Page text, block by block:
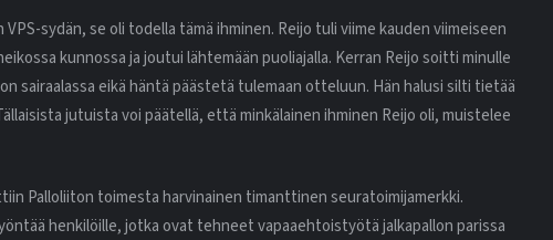
sydän, se oli todella tämä ihminen. Reijo tuli viime kauden viimeiseen
kunnossa ja joutui lähtemään puoliajalla. Kerran Reijo soitti minulle
sairaalassa eikä häntä päästetä tulemaan otteluun. Hän halusi silti tietää
jutuista voi päätellä, että minkälainen ihminen Reijo oli, muistelee
Palloliiton toimesta harvinainen timanttinen seuratoimijamerkki.
henkilöille, jotka ovat tehneet vapaaehtoistyötä jalkapallon parissa